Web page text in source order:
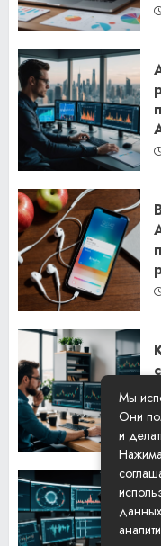
Мы
Они
и